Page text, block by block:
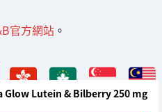
官方網站 。
Glow Lutein & Bilberry 250 mg